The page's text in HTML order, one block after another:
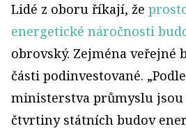
Lidé z oboru říkají, že
energetické náročnosti
obrovský. Zejména veřejné
části podinvestované.
ministerstva průmyslu jsou
čtvrtiny státních budov